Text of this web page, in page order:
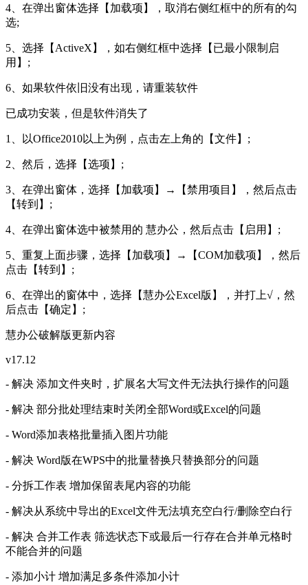
4、在弹出窗体选择【加载项】，取消右侧红框中的所有的勾
选;
5、选择【ActiveX】，如右侧红框中选择【已最小限制启
用】;
6、如果软件依旧没有出现，请重装软件
已成功安装，但是软件消失了
1、以Office2010以上为例，点击左上角的【文件】;
2、然后，选择【选项】;
3、在弹出窗体，选择【加载项】→【禁用项目】，然后点击
【转到】;
4、在弹出窗体选中被禁用的 慧办公，然后点击【启用】;
5、重复上面步骤，选择【加载项】→【COM加载项】，然后
点击【转到】;
6、在弹出的窗体中，选择【慧办公Excel版】，并打上√，然
后点击【确定】;
慧办公破解版更新内容
v17.12
- 解决 添加文件夹时，扩展名大写文件无法执行操作的问题
- 解决 部分批处理结束时关闭全部Word或Excel的问题
- Word添加表格批量插入图片功能
- 解决 Word版在WPS中的批量替换只替换部分的问题
- 分拆工作表 增加保留表尾内容的功能
- 解决从系统中导出的Excel文件无法填充空白行/删除空白行
- 解决 合并工作表 筛选状态下或最后一行存在合并单元格时
不能合并的问题
- 添加小计 增加满足多条件添加小计